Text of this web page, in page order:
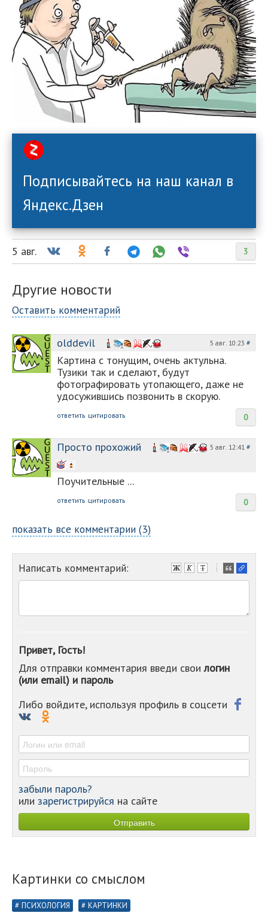
Подписывайтесь на наш канал в
Яндекс.Дзен
3
5 авг.
Другие новости
Оставить комментарий
olddevil 5 авг. 10:23 #
Картина с тонущим, очень актульна.
Тузики так и сделают, будут
фотографировать утопающего, даже не
удосужившись позвонить в скорую.
0
ответить цитировать
Просто прохожий 5 авг. 12:41 #
Поучительные ...
0
ответить цитировать
показать все комментарии (3)
Написать комментарий:
-
-
-
-
-
Привет, Гость!
Для отправки комментария введи своилогин
(или email) и пароль
Либо войдите, используя профиль в соцсети
забыли пароль?
или зарегистрируйся на сайте
Картинки со смыслом
ПСИХОЛОГИЯ КАРТИНКИ